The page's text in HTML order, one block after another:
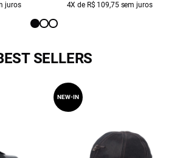
juros 4X de R$ 109,75 sem juros
SELLERS
NEW-IN